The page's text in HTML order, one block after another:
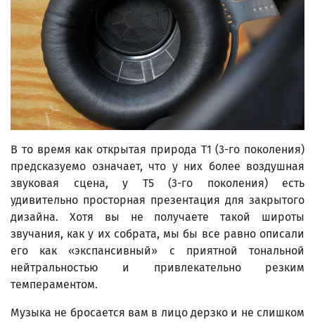
В то время как открытая природа T1 (3-го поколения)
предсказуемо означает, что у них более воздушная
звуковая сцена, у T5 (3-го поколения) есть
удивительно просторная презентация для закрытого
дизайна. Хотя вы не получаете такой широты
звучания, как у их собрата, мы бы все равно описали
его как «экспансивный» с приятной тональной
нейтральностью и привлекательно резким
темпераментом.
Музыка не бросается вам в лицо дерзко и не слишком